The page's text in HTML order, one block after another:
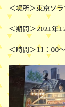
＜場所＞東京ソ
＜期間＞2021年
＜時間＞11：00